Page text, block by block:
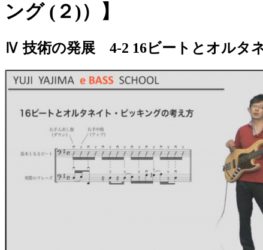
ング (２)）】
Ⅳ 技術の発展 4-2 16ビートとオルタ